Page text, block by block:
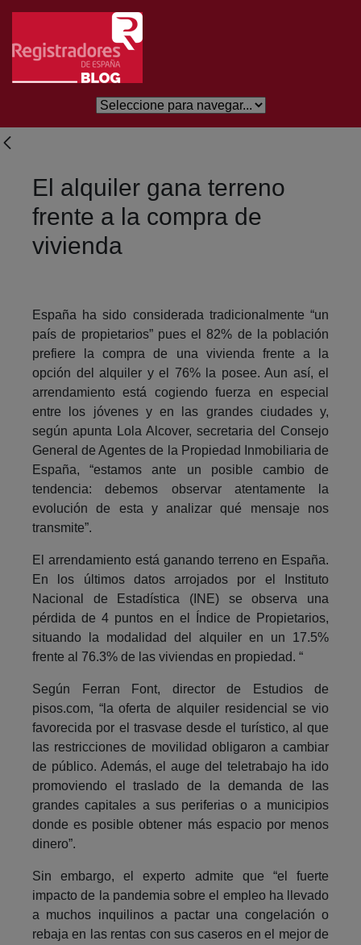
Eduki nagusira joan
El alquiler gana terreno
frente a la compra de
vivienda
España ha sido considerada tradicionalmente “un
país de propietarios” pues el 82% de la población
prefiere la compra de una vivienda frente a la
opción del alquiler y el 76% la posee. Aun así, el
arrendamiento está cogiendo fuerza en especial
entre los jóvenes y en las grandes ciudades y,
según apunta Lola Alcover, secretaria del Consejo
General de Agentes de la Propiedad Inmobiliaria de
España, “estamos ante un posible cambio de
tendencia: debemos observar atentamente la
evolución de esta y analizar qué mensaje nos
transmite”.
El arrendamiento está ganando terreno en España.
En los últimos datos arrojados por el Instituto
Nacional de Estadística (INE) se observa una
pérdida de 4 puntos en el Índice de Propietarios,
situando la modalidad del alquiler en un 17.5%
frente al 76.3% de las viviendas en propiedad. “
Según Ferran Font, director de Estudios de
pisos.com, “la oferta de alquiler residencial se vio
favorecida por el trasvase desde el turístico, al que
las restricciones de movilidad obligaron a cambiar
de público. Además, el auge del teletrabajo ha ido
promoviendo el traslado de la demanda de las
grandes capitales a sus periferias o a municipios
donde es posible obtener más espacio por menos
dinero”.
Sin embargo, el experto admite que “el fuerte
impacto de la pandemia sobre el empleo ha llevado
a muchos inquilinos a pactar una congelación o
rebaja en las rentas con sus caseros en el mejor de